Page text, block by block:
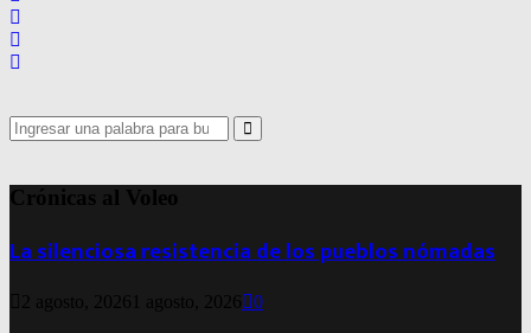
Search
for:
Search
Crónicas al Voleo
La silenciosa resistencia de los pueblos nómadas
2 agosto, 2026 1 agosto, 2026 0